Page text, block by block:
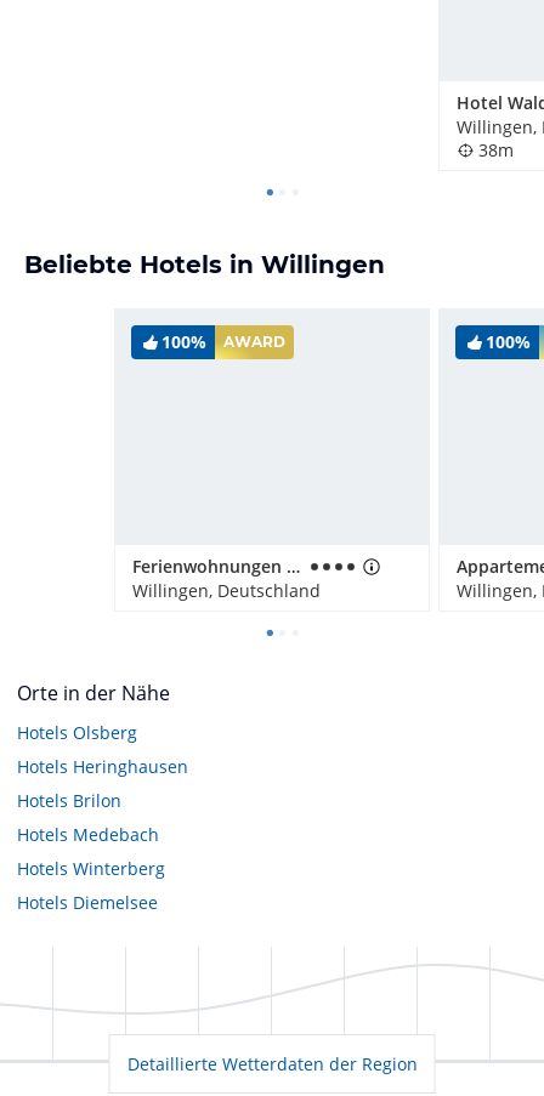
Willingen,
38m
Beliebte Hotels in Willingen
100% AWARD
Ferienwohnungen Landhaus Meran
Willingen, Deutschland
100%
Willingen,
Orte in der Nähe
Hotels Olsberg
Hotels Heringhausen
Hotels Brilon
Hotels Medebach
Hotels Winterberg
Hotels Diemelsee
Detaillierte Wetterdaten der Region